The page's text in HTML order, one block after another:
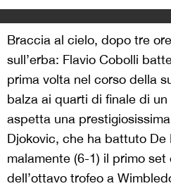
Braccia al cielo, dopo tre
sull’erba: Flavio Cobolli
prima volta nel corso della
balza ai quarti di finale di
aspetta una
Djokovic, che ha battuto
malamente (6-1) il primo
dell’ottavo trofeo a